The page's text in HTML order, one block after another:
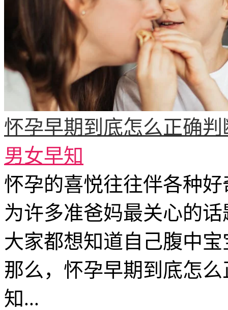
怀孕早期到底怎么正确
男女早知
怀孕的喜悦往往伴各种
为许多准爸妈最关心的
大家都想知道自己腹中宝
那么，怀孕早期到底怎
知...